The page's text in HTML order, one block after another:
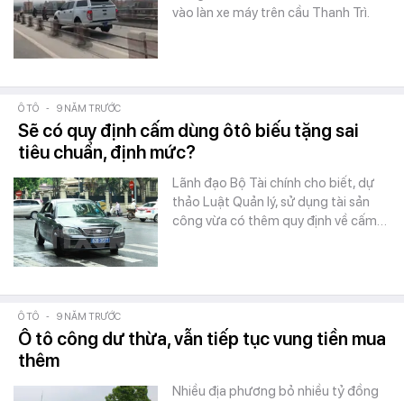
vào làn xe máy trên cầu Thanh Trì.
Ô TÔ - 9 NĂM TRƯỚC
Sẽ có quy định cấm dùng ôtô biếu tặng sai
tiêu chuẩn, định mức?
Lãnh đạo Bộ Tài chính cho biết, dự
thảo Luật Quản lý, sử dụng tài sản
công vừa có thêm quy định về cấm…
Ô TÔ - 9 NĂM TRƯỚC
Ô tô công dư thừa, vẫn tiếp tục vung tiền mua
thêm
Nhiều địa phương bỏ nhiều tỷ đồng